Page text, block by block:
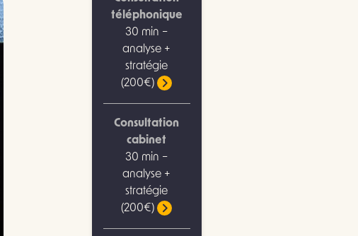
téléphonique
30 min –
analyse +
stratégie
(200€)
Consultation
cabinet
30 min –
analyse +
stratégie
(200€)